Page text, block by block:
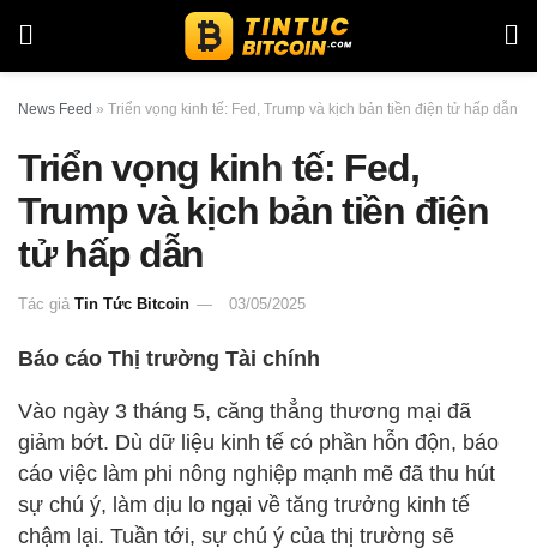
News Feed » Triển vọng kinh tế: Fed, Trump và kịch bản tiền điện tử hấp dẫn
Triển vọng kinh tế: Fed,
Trump và kịch bản tiền điện
tử hấp dẫn
Tác giả Tin Tức Bitcoin 03/05/2025
Báo cáo Thị trường Tài chính
Vào ngày 3 tháng 5, căng thẳng thương mại đã
giảm bớt. Dù dữ liệu kinh tế có phần hỗn độn, báo
cáo việc làm phi nông nghiệp mạnh mẽ đã thu hút
sự chú ý, làm dịu lo ngại về tăng trưởng kinh tế
chậm lại. Tuần tới, sự chú ý của thị trường sẽ